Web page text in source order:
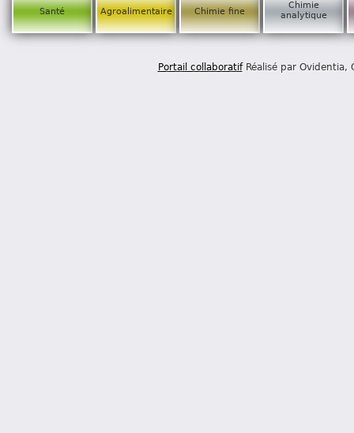
Santé Agroalimentaire Chimie fine
Chimie
analytique
Portail collaboratifRéalisé par Ovidentia,